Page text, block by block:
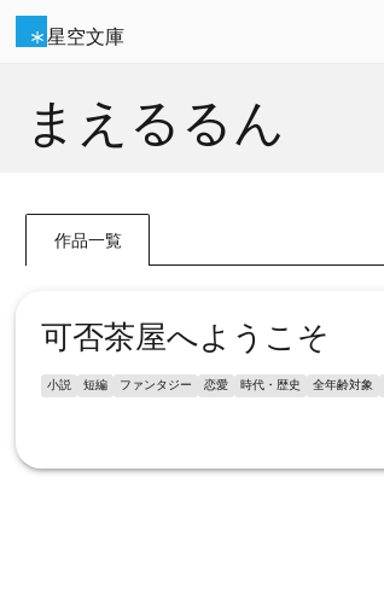
星空文庫
まえるるん
作品一覧
可否茶屋へようこそ
小説 短編 ファンタジー 恋愛 時代・歴史 全年齢対象